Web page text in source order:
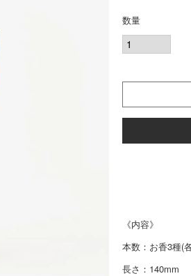
《内容》
本数：お香3種(
長さ：140mm